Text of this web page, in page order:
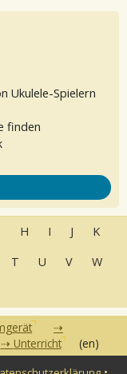
Ukulele-Spielern
finden
H I J
K
T U V
W
Unterricht (en)